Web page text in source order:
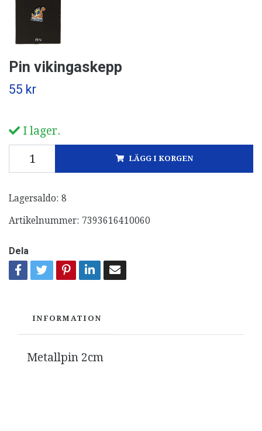
Pin vikingaskepp
55 kr
I lager.
LÄGG I KORGEN
Lagersaldo: 8
Artikelnummer: 7393616410060
Dela
INFORMATION
Metallpin 2cm